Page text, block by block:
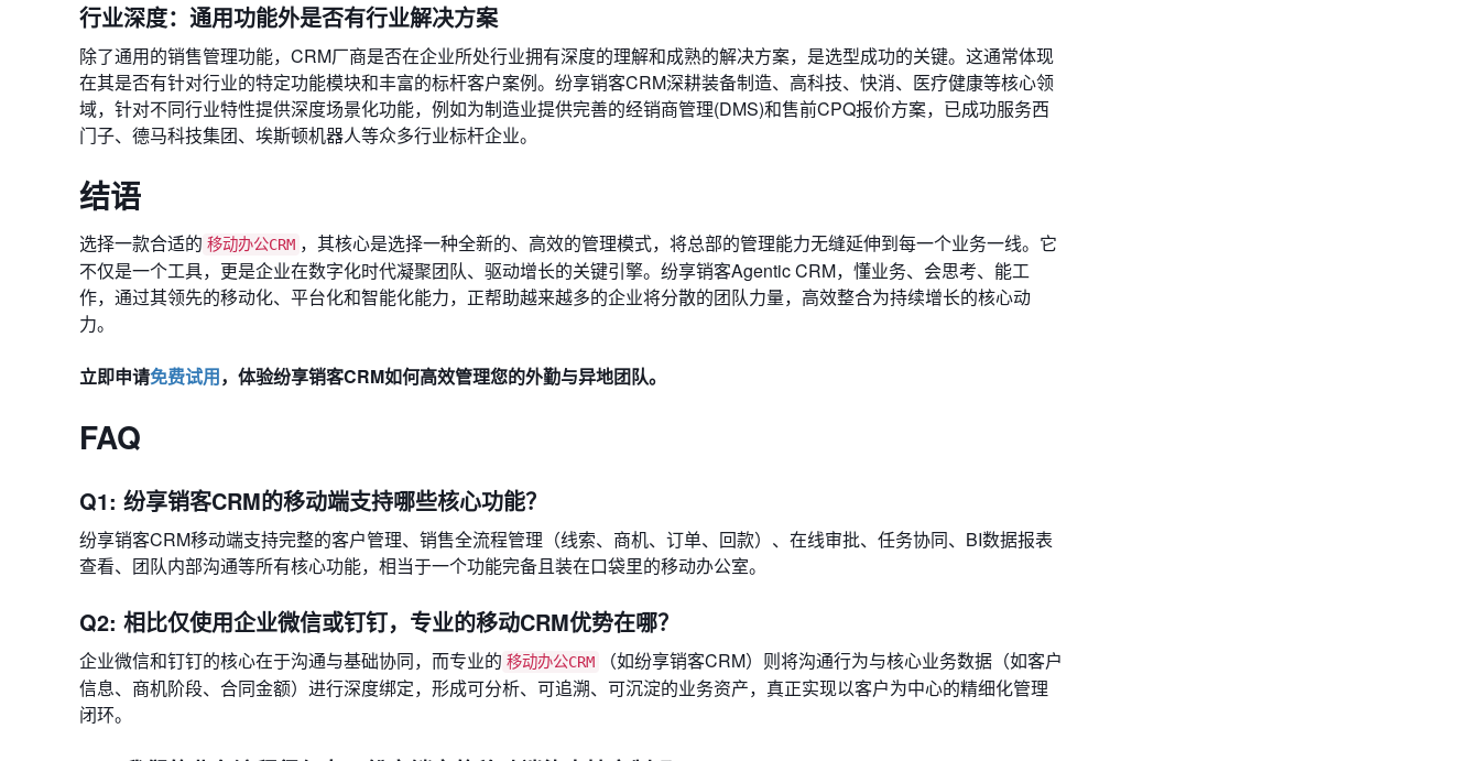
行业深度：通用功能外是否有行业解决方案
除了通用的销售管理功能，CRM厂商是否在企业所处行业拥有深度的理解和成熟的解决方案，是选型成功的关键。这通常体现
在其是否有针对行业的特定功能模块和丰富的标杆客户案例。纷享销客CRM深耕装备制造、高科技、快消、医疗健康等核心领
域，针对不同行业特性提供深度场景化功能，例如为制造业提供完善的经销商管理(DMS)和售前CPQ报价方案，已成功服务西
门子、德马科技集团、埃斯顿机器人等众多行业标杆企业。
结语
选择一款合适的 移动办公CRM ，其核心是选择一种全新的、高效的管理模式，将总部的管理能力无缝延伸到每一个业务一线。它
不仅是一个工具，更是企业在数字化时代凝聚团队、驱动增长的关键引擎。纷享销客Agentic CRM，懂业务、会思考、能工
作，通过其领先的移动化、平台化和智能化能力，正帮助越来越多的企业将分散的团队力量，高效整合为持续增长的核心动
力。
立即申请免费试用，体验纷享销客CRM如何高效管理您的外勤与异地团队。
FAQ
Q1: 纷享销客CRM的移动端支持哪些核心功能？
纷享销客CRM移动端支持完整的客户管理、销售全流程管理（线索、商机、订单、回款）、在线审批、任务协同、BI数据报表
查看、团队内部沟通等所有核心功能，相当于一个功能完备且装在口袋里的移动办公室。
Q2: 相比仅使用企业微信或钉钉，专业的移动CRM优势在哪？
企业微信和钉钉的核心在于沟通与基础协同，而专业的 移动办公CRM
（如纷享销客CRM）则将沟通行为与核心业务数据（如客户
信息、商机阶段、合同金额）进行深度绑定，形成可分析、可追溯、可沉淀的业务资产，真正实现以客户为中心的精细化管理
闭环。